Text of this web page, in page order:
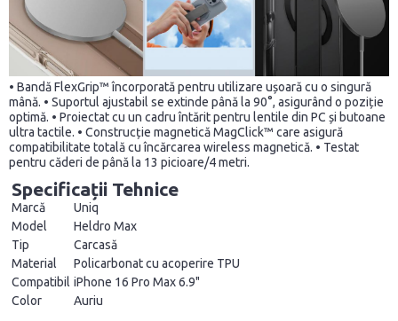
• Bandă FlexGrip™ încorporată pentru utilizare ușoară cu o singură
mână. • Suportul ajustabil se extinde până la 90°, asigurând o poziție
optimă. • Proiectat cu un cadru întărit pentru lentile din PC și butoane
ultra tactile. • Construcție magnetică MagClick™ care asigură
compatibilitate totală cu încărcarea wireless magnetică. • Testat
pentru căderi de până la 13 picioare/4 metri.
Specificații Tehnice
Marcă
Uniq
Model
Heldro Max
Tip
Carcasă
Material
Policarbonat cu acoperire TPU
Compatibil iPhone 16 Pro Max 6.9"
Color
Auriu